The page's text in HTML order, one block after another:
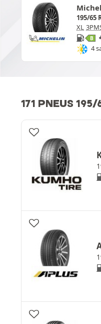
195/65
XL
B
4
171 PNEUS